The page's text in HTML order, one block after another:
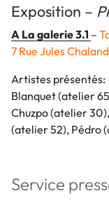
Exposition –
A La galerie 3.1 –
7 Rue Jules
Artistes
Blanquet (atelier
Chuzpo (atelier
(atelier 52), Pédro
Service